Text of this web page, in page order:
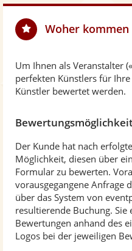
Woher kommen
Um Ihnen als Veranstalter
perfekten Künstlers für
Künstler bewertet werden.
Der Kunde hat nach
Möglichkeit, diesen über
Formular zu bewerten.
vorausgegangene Anfrage
über das System von
resultierende Buchung. Sie
Bewertungen anhand des
Logos bei der jeweiligen